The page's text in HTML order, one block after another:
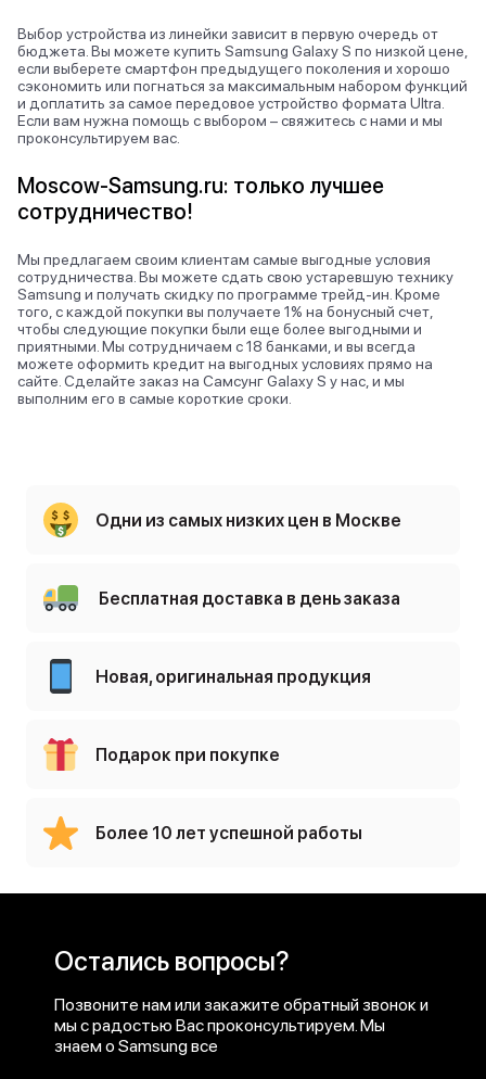
Выбор устройства из линейки зависит в первую очередь от
бюджета. Вы можете купить Samsung Galaxy S по низкой цене,
если выберете смартфон предыдущего поколения и хорошо
сэкономить или погнаться за максимальным набором функций
и доплатить за самое передовое устройство формата Ultra.
Если вам нужна помощь с выбором – свяжитесь с нами и мы
проконсультируем вас.
Moscow-Samsung.ru: только лучшее
сотрудничество!
Мы предлагаем своим клиентам самые выгодные условия
сотрудничества. Вы можете сдать свою устаревшую технику
Samsung и получать скидку по программе трейд-ин. Кроме
того, с каждой покупки вы получаете 1% на бонусный счет,
чтобы следующие покупки были еще более выгодными и
приятными. Мы сотрудничаем с 18 банками, и вы всегда
можете оформить кредит на выгодных условиях прямо на
сайте. Сделайте заказ на Самсунг Galaxy S у нас, и мы
выполним его в самые короткие сроки.
Одни из самых низких цен в Москве
Бесплатная доставка в день заказа
Новая, оригинальная продукция
Подарок при покупке
Более 10 лет успешной работы
Остались вопросы?
Позвоните нам или закажите обратный звонок и
мы с радостью Вас проконсультируем. Мы
знаем о Samsung все